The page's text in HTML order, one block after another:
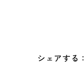
シェアする：